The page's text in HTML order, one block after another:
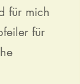
für mich
für